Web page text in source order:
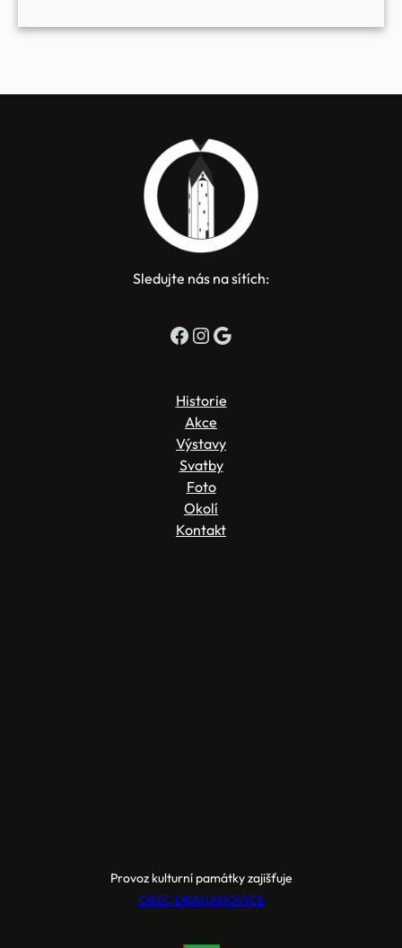
Sledujte nás na sítích:
Facebook Instagram Google
Historie
Akce
Výstavy
Svatby
Foto
Okolí
Kontakt
Provoz kulturní památky zajišťuje
OBEC DRAHANOVICE